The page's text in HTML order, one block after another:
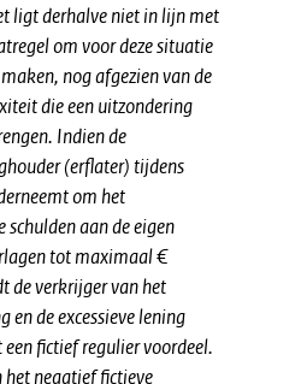
ligt derhalve niet in lijn met
om voor deze situatie
nog afgezien van de
die een uitzondering
Indien de
(erflater) tijdens
om het
aan de eigen
tot maximaal €
de verkrijger van het
de excessieve lening
fictief regulier voordeel.
negatief fictieve